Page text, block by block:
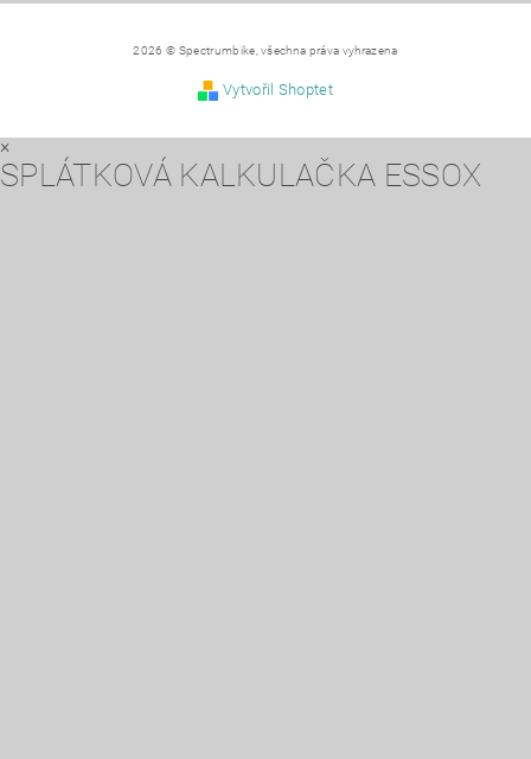
2026 © Spectrumbike, všechna práva vyhrazena
Vytvořil Shoptet
×
SPLÁTKOVÁ KALKULAČKA ESSOX